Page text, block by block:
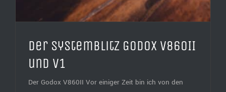
Der Systemblitz Godox V860II
und V1
Der Godox V860II Vor einiger Zeit bin ich von den